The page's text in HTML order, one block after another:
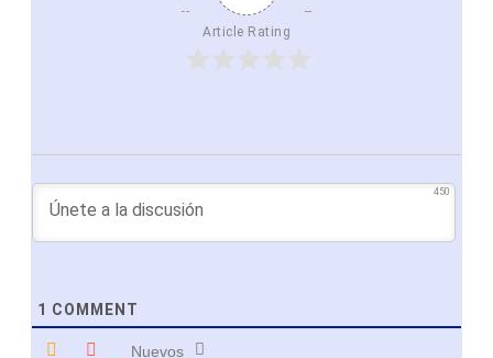
Article Rating
450
1 COMMENT
Nuevos